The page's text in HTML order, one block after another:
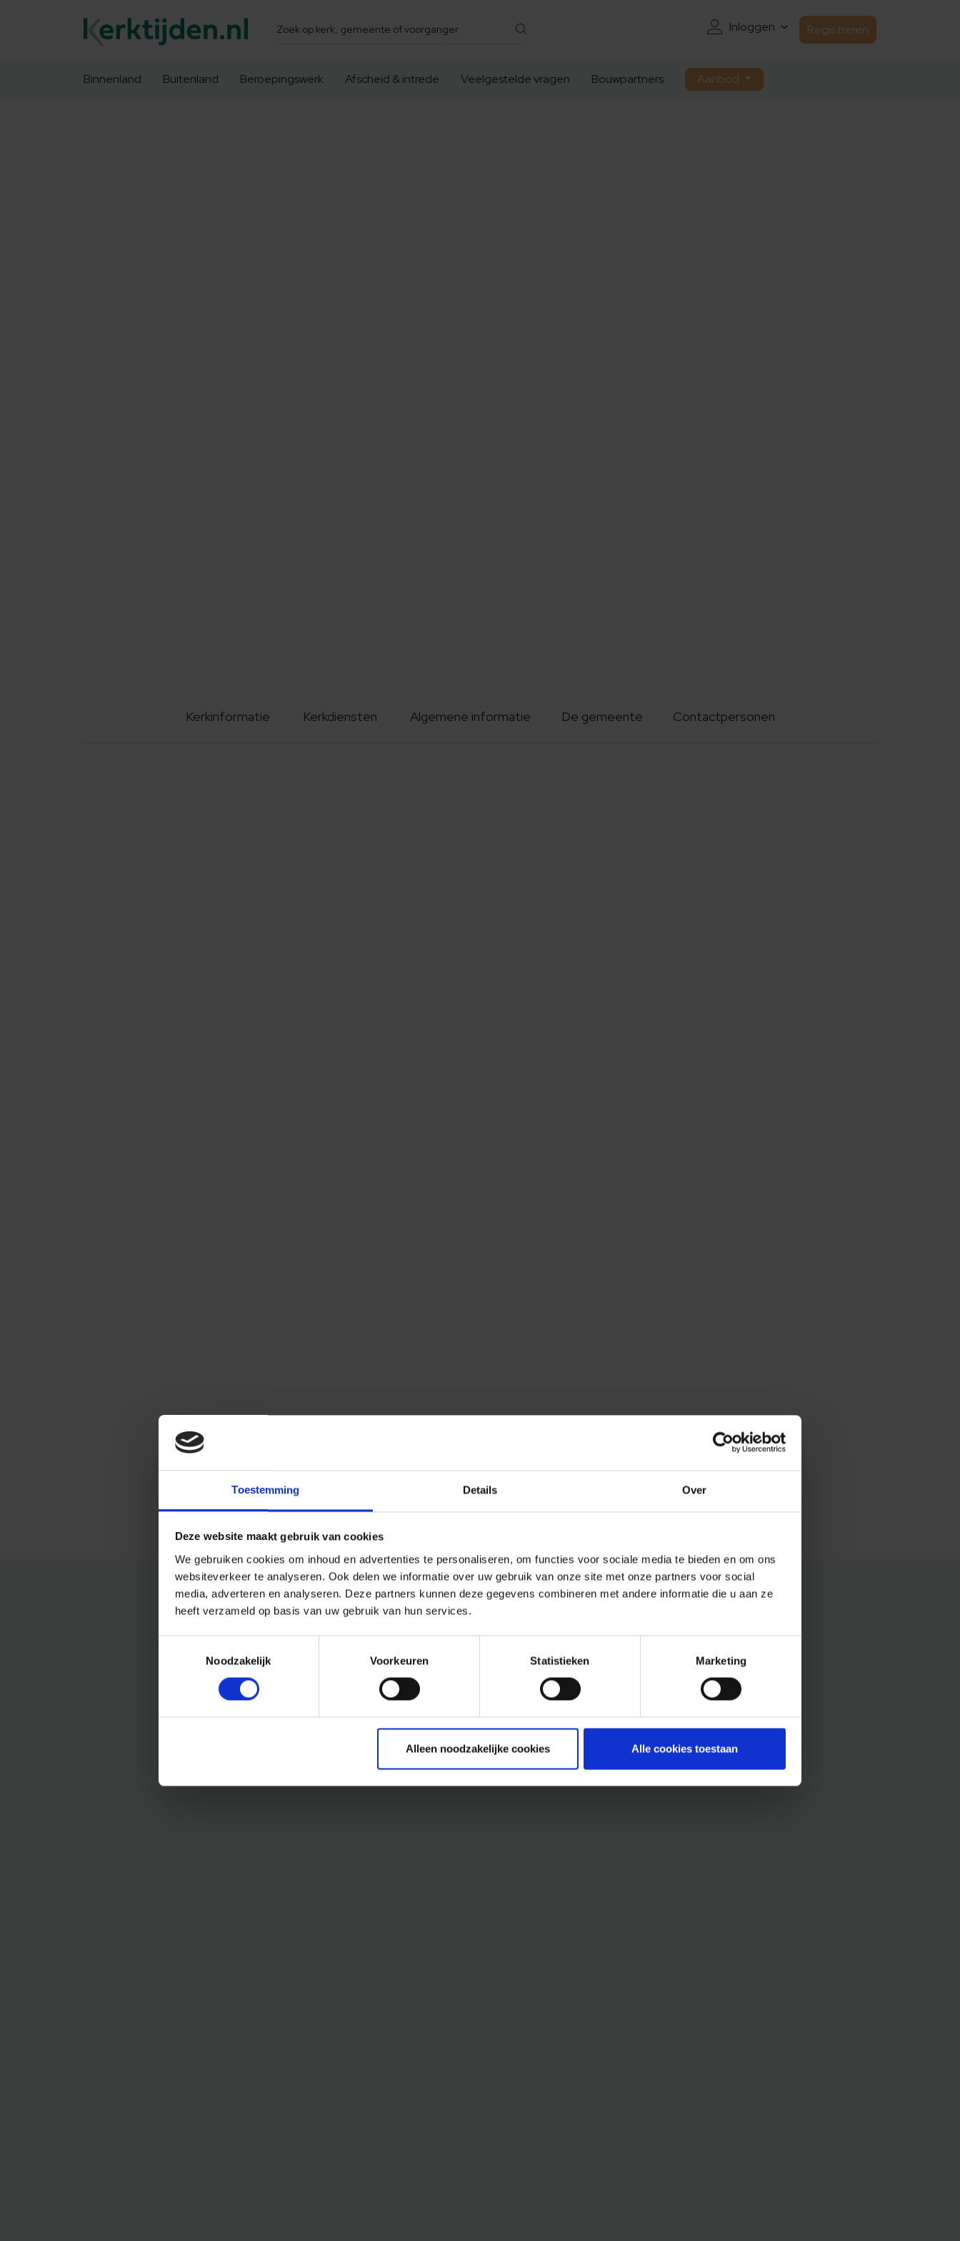
Toestemming Details Over
Deze website maakt gebruik van cookies
We gebruiken cookies om inhoud en advertenties te personaliseren, om functies voor sociale media te bieden en om ons
websiteverkeer te analyseren. Ook delen we informatie over uw gebruik van onze site met onze partners voor social
media, adverteren en analyseren. Deze partners kunnen deze gegevens combineren met andere informatie die u aan ze
heeft verzameld op basis van uw gebruik van hun services.
Noodzakelijk
Voorkeuren Statistieken Marketing
Alleen noodzakelijke cookies Alle cookies toestaan
Zoeken Inloggen Registreren
Binnenland Buitenland Beroepingswerk Afscheid & intrede Veelgestelde vragen Bouwpartners Aanbod
Kerkinformatie Kerkdiensten Algemene informatie De gemeente Contactpersonen